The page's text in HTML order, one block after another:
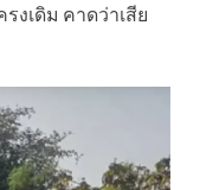
งเดิม คาดว่าเสีย